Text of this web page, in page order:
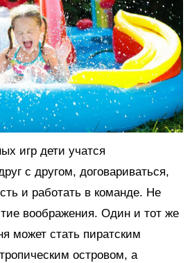
игр дети учатся
с другом, договариваться,
и работать в команде. Не
воображения. Один и тот же
может стать пиратским
островом, а